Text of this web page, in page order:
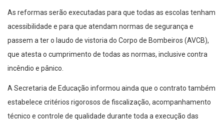
As reformas serão executadas para que todas as escolas tenham
acessibilidade e para que atendam normas de segurança e
passem a ter o laudo de vistoria do Corpo de Bombeiros (AVCB),
que atesta o cumprimento de todas as normas, inclusive contra
incêndio e pânico.
A Secretaria de Educação informou ainda que o contrato também
estabelece critérios rigorosos de fiscalização, acompanhamento
técnico e controle de qualidade durante toda a execução das